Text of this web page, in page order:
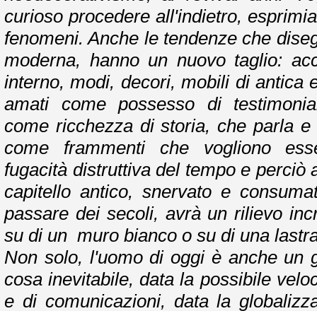
curioso procedere all'indietro,
fenomeni. Anche le tendenze che
moderna, hanno un nuovo taglio:
interno, modi, decori, mobili di antica
amati come possesso di
come ricchezza di storia, che parla
come frammenti che vogliono
fugacità distruttiva del tempo e perciò
capitello antico, snervato e
passare dei secoli, avrà un rilievo
su di un muro bianco o su di una
Non solo, l'uomo di oggi è anche un
cosa inevitabile, data la possibile
e di comunicazioni, data la